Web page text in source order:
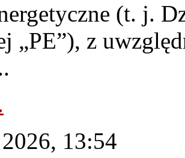
(t. j.
„PE”), z
13:54